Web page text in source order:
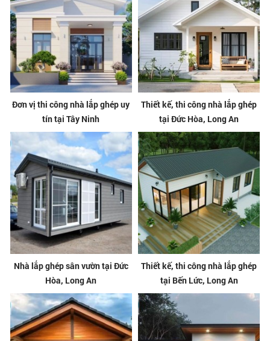
Đơn vị thi công nhà lắp ghép uy
tín tại Tây Ninh
Thiết kế, thi công nhà lắp ghép
tại Đức Hòa, Long An
Nhà lắp ghép sân vườn tại Đức
Hòa, Long An
Thiết kế, thi công nhà lắp ghép
tại Bến Lức, Long An